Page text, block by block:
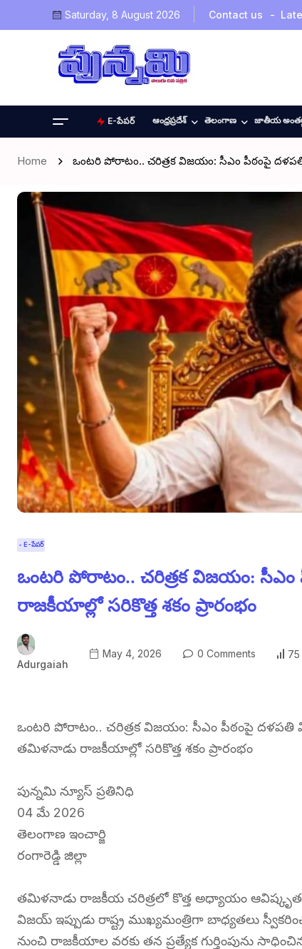
Saturday, 8 August 2026 Contact us
E-పేపర్ ఆంధ్రప్రదేశ్ తెలంగాణ జాతీయ
Home ఒంటరి పోరాటం.. చరిత్రక విజయం: సీఎం పీఠంపై
- E-పేపర్
ఒంటరి పోరాటం.. చరిత్రక విజయం:
రాజకీయాల్లో సరికొత్త శకం ప్రారంభం
Adurgaiah
May 4, 2026 0 Comments 75
ఒంటరి పోరాటం.. చరిత్రక విజయం: సీఎం పీఠంపై
తమిళనాడు రాజకీయాల్లో సరికొత్త శకం ప్రారంభం
పున్నమి న్యూస్ ప్రతినిధి
04 మే 2026
తెలంగాణ ఇంచార్జి
రంగారెడ్డి జిల్లా
తమిళనాడు రాజకీయ చరిత్రలో కొత్త అధ్యాయం
విజయ్ ఇప్పుడు రాష్ట్ర ముఖ్యమంత్రిగా బాధ్యతలు
నుంచి రాజకీయాల వరకు తన ప్రత్యేక గుర్తింపును